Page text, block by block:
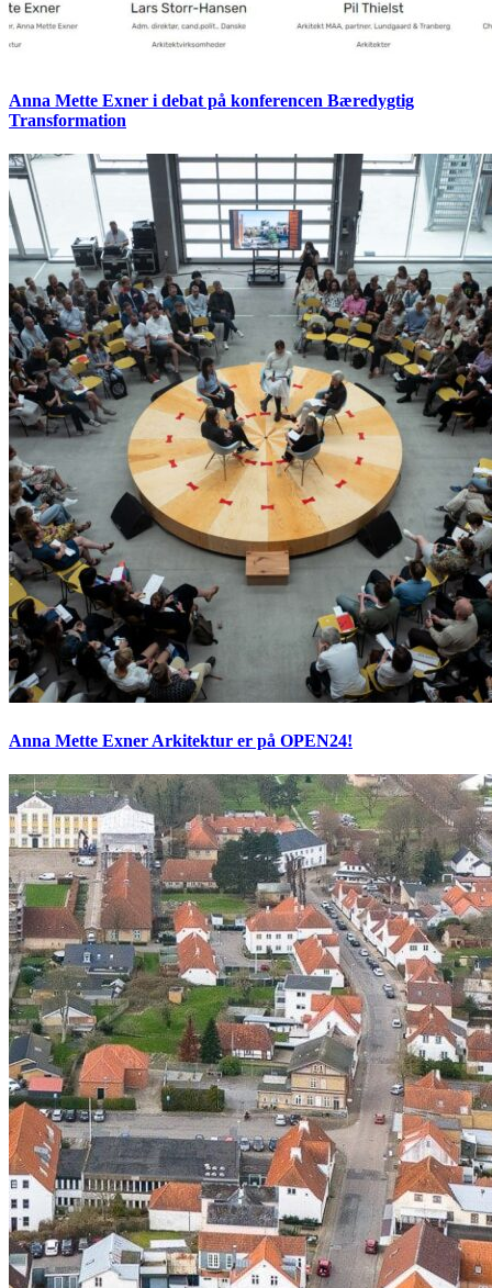
Anna Mette Exner i debat på konferencen Bæredygtig
Transformation
Anna Mette Exner Arkitektur er på OPEN24!